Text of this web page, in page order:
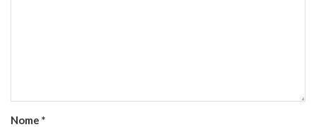
Nome *